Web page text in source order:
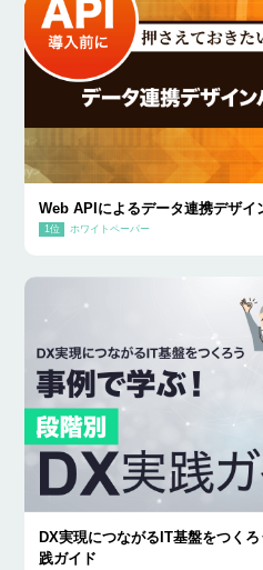
Web APIによるデータ連携デザイ
ホワイトペーパー
DX実現につながるIT基盤をつく
践ガイド